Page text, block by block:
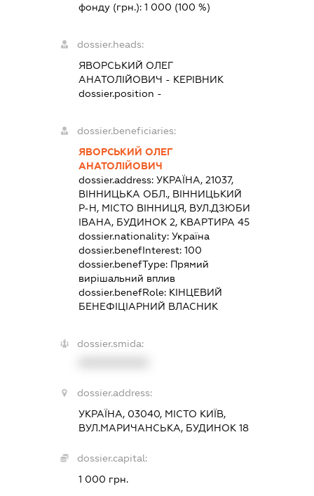
фонду (грн.):1 000 (100 %)
dossier.heads:
ЯВОРСЬКИЙ ОЛЕГ
АНАТОЛІЙОВИЧ - КЕРІВНИК
dossier.position -
dossier.beneficiaries:
ЯВОРСЬКИЙ ОЛЕГ
АНАТОЛІЙОВИЧ
dossier.address:УКРАЇНА, 21037,
ВІННИЦЬКА ОБЛ., ВІННИЦЬКИЙ
Р-Н, МІСТО ВІННИЦЯ, ВУЛ.ДЗЮБИ
ІВАНА, БУДИНОК 2, КВАРТИРА 45
dossier.nationality:Україна
dossier.benefInterest:100
dossier.benefType: Прямий
вирішальний вплив
dossier.benefRole: КІНЦЕВИЙ
БЕНЕФІЦІАРНИЙ ВЛАСНИК
dossier.smida:
dossier.address:
УКРАЇНА, 03040, МІСТО КИЇВ,
ВУЛ.МАРИЧАНСЬКА, БУДИНОК 18
dossier.capital:
1 000 грн.